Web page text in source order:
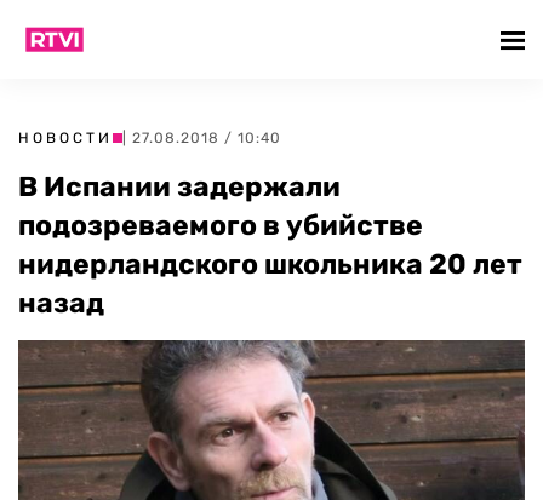
НОВОСТИ | 27.08.2018 / 10:40
В Испании задержали
подозреваемого в убийстве
нидерландского школьника 20 лет
назад